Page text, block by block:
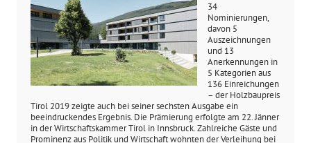
34
Nominierungen,
davon 5
Auszeichnungen
und 13
Anerkennungen in
5 Kategorien aus
136 Einreichungen
– der Holzbaupreis
Tirol 2019 zeigte auch bei seiner sechsten Ausgabe ein
beeindruckendes Ergebnis. Die Prämierung erfolgte am 22. Jänner
in der Wirtschaftskammer Tirol in Innsbruck. Zahlreiche Gäste und
Prominenz aus Politik und Wirtschaft wohnten der Verleihung bei